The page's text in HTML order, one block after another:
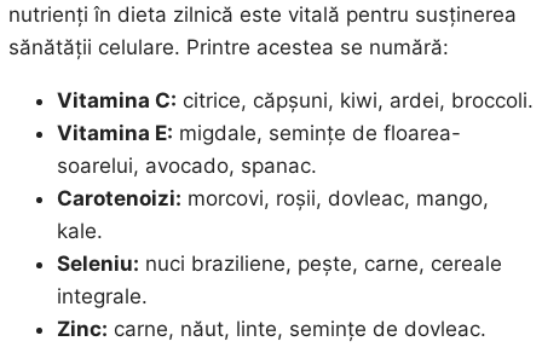
nutrienți în dieta zilnică este vitală pentru susținerea
sănătății celulare. Printre acestea se numără:
Vitamina C: citrice, căpșuni, kiwi, ardei, broccoli.
Vitamina E: migdale, semințe de floarea-
soarelui, avocado, spanac.
Carotenoizi: morcovi, roșii, dovleac, mango,
kale.
Seleniu: nuci braziliene, pește, carne, cereale
integrale.
Zinc: carne, năut, linte, semințe de dovleac.